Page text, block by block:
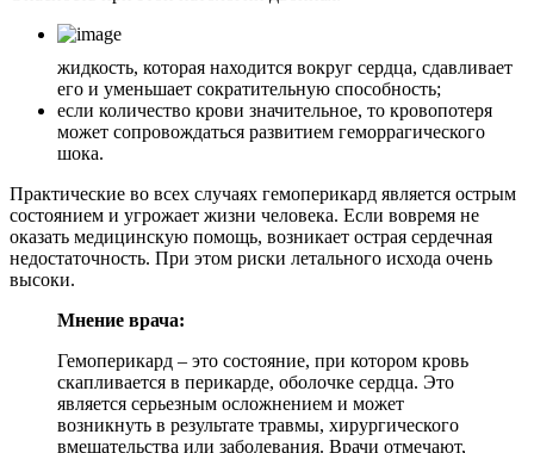
жидкость, которая находится вокруг сердца, сдавливает
его и уменьшает сократительную способность;
если количество крови значительное, то кровопотеря
может сопровождаться развитием геморрагического
шока.
Практические во всех случаях гемоперикард является острым
состоянием и угрожает жизни человека. Если вовремя не
оказать медицинскую помощь, возникает острая сердечная
недостаточность. При этом риски летального исхода очень
высоки.
Мнение врача:
Гемоперикард – это состояние, при котором кровь
скапливается в перикарде, оболочке сердца. Это
является серьезным осложнением и может
возникнуть в результате травмы, хирургического
вмешательства или заболевания. Врачи отмечают,